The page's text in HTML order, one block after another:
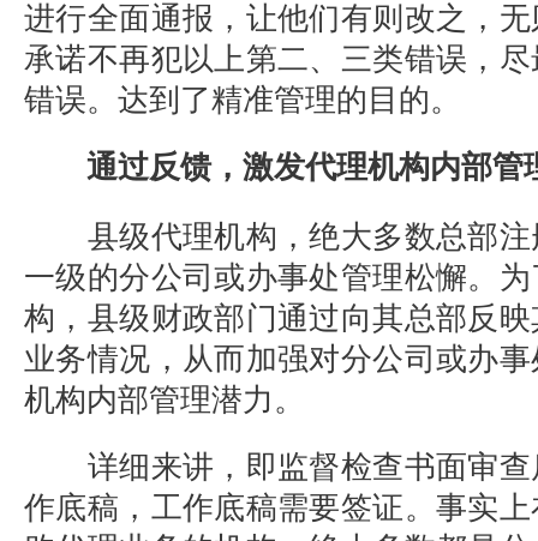
进行全面通报，让他们有则改之，
承诺不再犯以上第二、三类错误，
错误。达到了精准管理的目的。
通过反馈，激发代理机构内部管
县级代理机构，绝大多数总部
一级的分公司或办事处管理松懈。
构，县级财政部门通过向其总部反
业务情况，从而加强对分公司或办
机构内部管理潜力。
详细来讲，即监督检查书面审
作底稿，工作底稿需要签证。事实